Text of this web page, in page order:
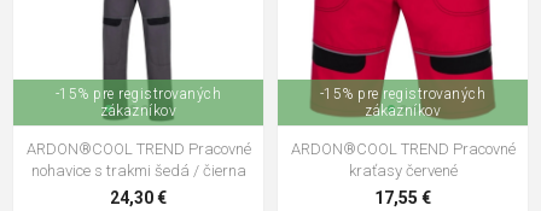
-15% pre registrovaných
zákazníkov
ARDON®COOL TREND Pracovné
nohavice s trakmi šedá / čierna
24,30 €
-15% pre registrovaných
zákazníkov
ARDON®COOL TREND Pracovné
kraťasy červené
17,55 €